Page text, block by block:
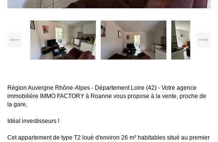
Région Auvergne Rhône-Alpes - Département Loire (42) - Votre agence
immobilière IMMO FACTORY à Roanne vous propose à la vente, proche de
la gare,
Idéal investisseurs !
Cet appartement de type T2 loué d'environ 26 m² habitables situé au premier